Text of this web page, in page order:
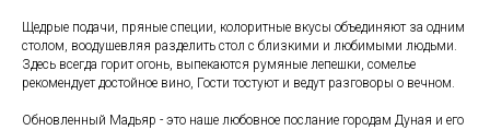
Щедрые подачи, пряные специи, колоритные вкусы объединяют за одним
столом, воодушевляя разделить стол с близкими и любимыми людьми.
Здесь всегда горит огонь, выпекаются румяные лепешки, сомелье
рекомендует достойное вино, Гости тостуют и ведут разговоры о вечном.
Обновленный Мадьяр - это наше любовное послание городам Дуная и его